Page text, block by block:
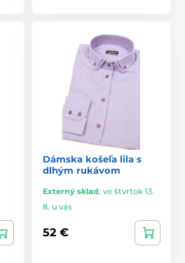
Dámska košeľa lila s
dlhým rukávom
Externý sklad, vo štvrtok 13.
8. u vás
52 €